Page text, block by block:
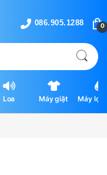
0
Loa Máy giặt
Máy lọc